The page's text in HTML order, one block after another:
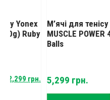
грн.
М’ячі для тенісу Yonex
MUSCLE POWER 40
5,299грн.